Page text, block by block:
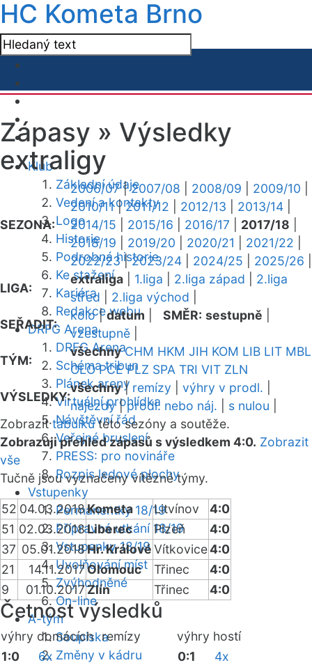
HC Kometa Brno
Klub
Základní údaje
Vedení a kontakty
Logo
Historie
Podrobná historie
Ke stažení
Kariéra
Redakce webu
DRFG Arena
DRFG Arena
Schéma tribun
Plánek areny
Virtuální prohlídka
Návštěvní řád
Veřejné bruslení
PRESS: pro novináře
Rozpis ledové plochy
Vstupenky
Permanentky 18/19
Přípravná utkání 18/19
Vstupenky 18/19
Uvolňování míst
Zvýhodněné
On-line
A-tým
Soupiska
Změny v kádru
Zápasy » Výsledky
extraligy
SEZONA:
2006/07|2007/08 2008/09 2009/10
2010/11|2011/12 2012/13 2013/14
2014/15
2015/16 2016/17 2017/18
2018/19
2019/20 2020/21 2021/22
2022/23|2023/24 2024/25 2025/26
LIGA:
extraliga 1.liga 2.liga západ
2.liga
střed
2.liga východ
SEŘADIT:
kolo|datum SMĚR: sestupně
vzestupně
TÝM:
všechny CHM HKM JIH KOM LIB LIT MBL
OLO PCE PLZ SPA TRI VIT ZLN
VÝSLEDKY:
všechny| remízy výhry v prodl.
nájezdy|prodl. nebo náj. s nulou
Zobrazittabulkutéto sezóny a soutěže.
Zobrazuji přehled zápasů s výsledkem 4:0. Zobrazit
vše
Tučně jsou vyznačeny vítězné týmy.
52 04.03.2018Kometa Litvínov
4:0
51 02.03.2018Liberec Plzeň
4:0
37 05.01.2018Hr. KrálovéVítkovice4:0
21
14.11.2017Olomouc Třinec
4:0
9
01.10.2017Zlín Třinec 4:0
Četnost výsledků
výhry domácíchremízy výhry hostí
1:0
6x
0:1
4x